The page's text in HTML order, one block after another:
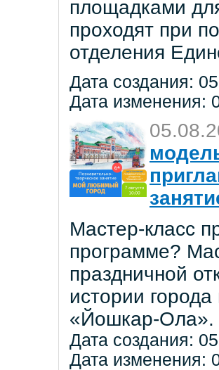
площадками
проходят при
отделения
Дата создания:
Дата изменения:
Мастер-класс
программе?
праздничной
истории
«Йошкар-Ола».
Дата создания:
Дата изменения: